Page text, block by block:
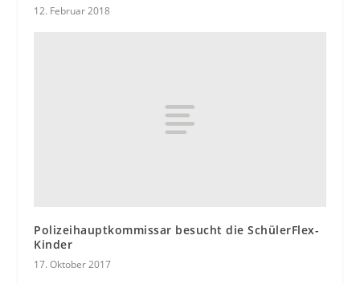
12. Februar 2018
Polizeihauptkommissar besucht die SchülerFlex-
Kinder
17. Oktober 2017